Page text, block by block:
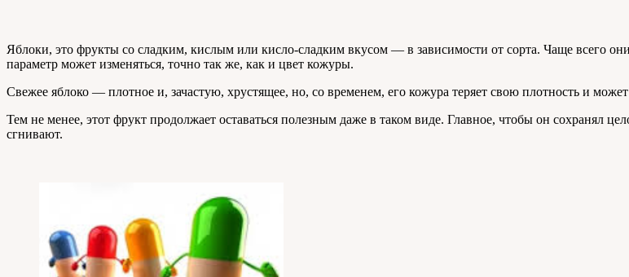
Яблоки, это фрукты со сладким, кислым или кисло-сладким вкусом — в зависимости от сорта. Чаще всего
параметр может изменяться, точно так же, как и цвет кожуры.
Свежее яблоко — плотное и, зачастую, хрустящее, но, со временем, его кожура теряет свою плотность и
Тем не менее, этот фрукт продолжает оставаться полезным даже в таком виде. Главное, чтобы он сохранял
сгнивают.